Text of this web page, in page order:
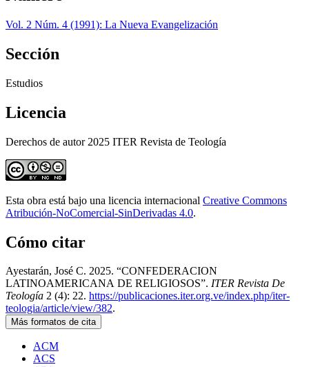
Vol. 2 Núm. 4 (1991): La Nueva Evangelización
Sección
Estudios
Licencia
Derechos de autor 2025 ITER Revista de Teología
Esta obra está bajo una licencia internacional Creative Commons
Atribución-NoComercial-SinDerivadas 4.0.
Cómo citar
Ayestarán, José C. 2025. “CONFEDERACION
LATINOAMERICANA DE RELIGIOSOS”. ITER Revista De
Teología 2 (4): 22. https://publicaciones.iter.org.ve/index.php/iter-
teologia/article/view/382.
Más formatos de cita
ACM
ACS